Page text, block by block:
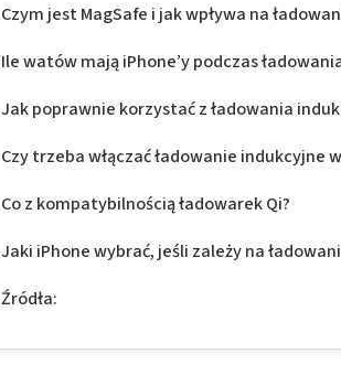
Czym jest MagSafe i jak wpływa na
Ile watów mają iPhone’y podczas
Jak poprawnie korzystać z ładowania
Czy trzeba włączać ładowanie indukcyjne
Co z kompatybilnością ładowarek Qi?
Jaki iPhone wybrać, jeśli zależy na
Źródła: